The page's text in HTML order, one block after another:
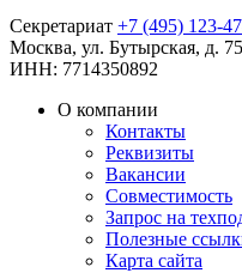
Секретариат +7 (495) 123-
Москва, ул. Бутырская, д. 75
ИНН: 7714350892
О компании
Контакты
Реквизиты
Вакансии
Совместимость
Запрос на
Полезные
Карта сайта